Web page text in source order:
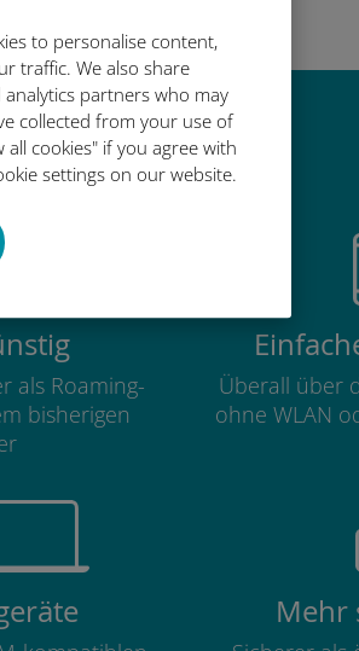
to personalise content,
traffic. We also share
partners who may
collected from your use of
cookies" if you agree with
settings on our website.
so großartig
als Roaming-
bisherigen
Überall über
ohne WLAN
Mehr